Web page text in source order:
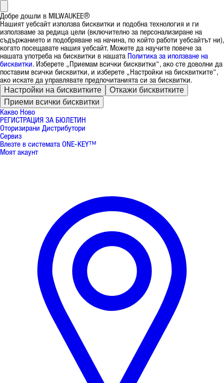
Добре дошли в MILWAUKEE®
Нашият уебсайт използва бисквитки и подобна технология и ги
използваме за редица цели (включително за персонализиране на
съдържанието и подобряване на начина, по който работи уебсайтът ни),
когато посещавате нашия уебсайт. Можете да научите повече за
нашата употреба на бисквитки в нашата Политика за иползване на
бисквитки. Изберете „Приемам всички бисквитки“, ако сте доволни да
поставим всички бисквитки, и изберете „Настройки на бисквитките“,
ако искате да управлявате предпочитанията си за бисквитки.
Настройки на бисквитките
Откажи бисквитките
Приеми всички бисквитки
Какво Ново
РЕГИСТРАЦИЯ ЗА БЮЛЕТИН
Оторизирани Дистрибутори
Сервиз
Влезте в системата ONE-KEY™
Моят акаунт